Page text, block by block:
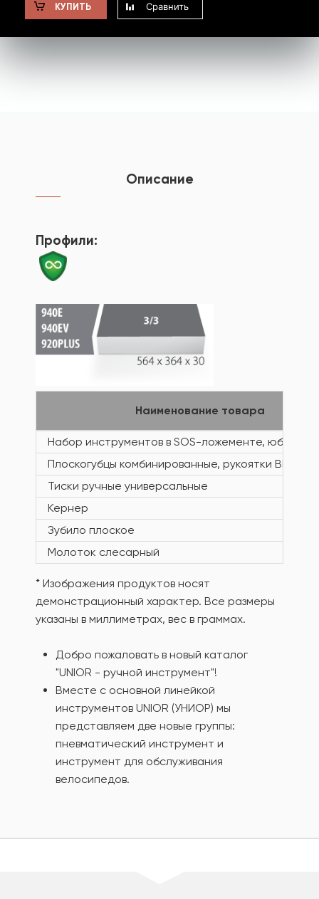
КУПИТЬ Сравнить
Описание
Профили:
Наименование товара
Набор инструментов в SOS-ложементе,
Плоскогубцы комбинированные, рукоятки BI,
Тиски ручные универсальные
Кернер
Зубило плоское
Молоток слесарный
* Изображения продуктов носят
демонстрационный характер. Все размеры
указаны в миллиметрах, вес в граммах.
Добро пожаловать в новый каталог
"UNIOR - ручной инструмент"!
Вместе с основной линейкой
инструментов UNIOR (УНИОР) мы
представляем две новые группы:
пневматический инструмент и
инструмент для обслуживания
велосипедов.